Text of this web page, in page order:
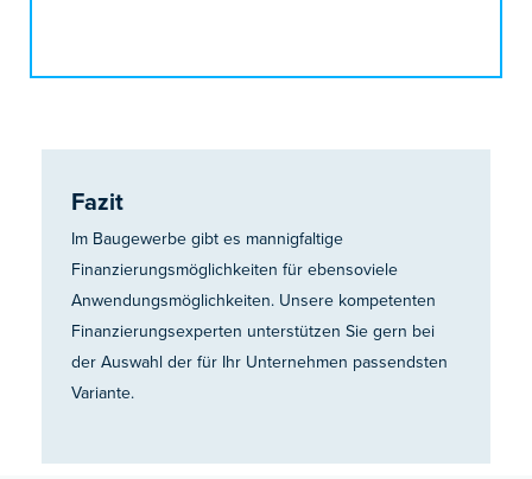
Fazit
Im Baugewerbe gibt es mannigfaltige
Finanzierungsmöglichkeiten für ebensoviele
Anwendungsmöglichkeiten. Unsere kompetenten
Finanzierungsexperten unterstützen Sie gern bei
der Auswahl der für Ihr Unternehmen passendsten
Variante.